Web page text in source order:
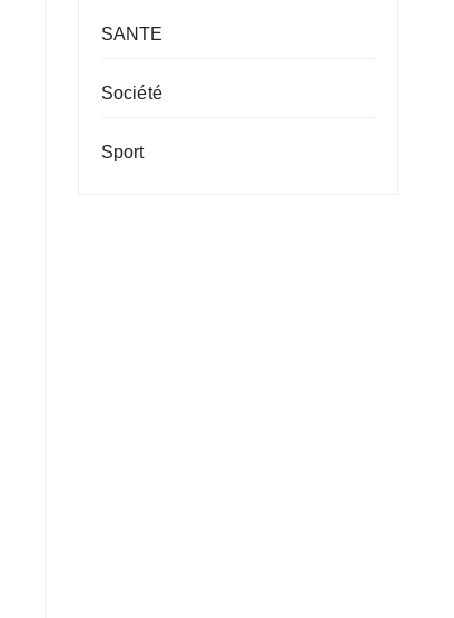
SANTE
Société
Sport